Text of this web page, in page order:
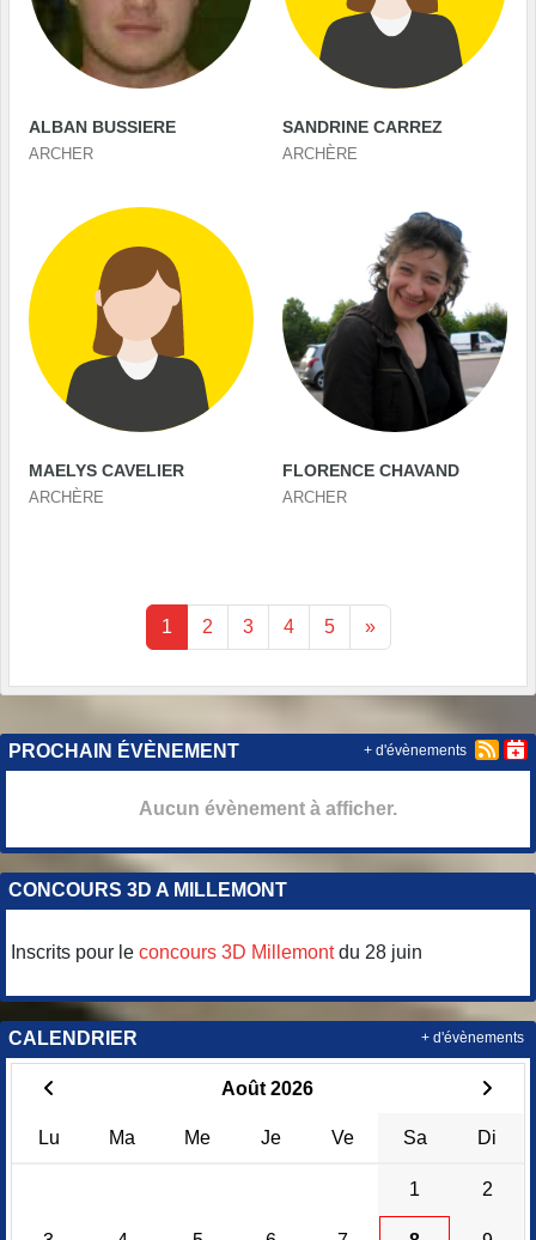
ALBAN BUSSIERE
ARCHER
SANDRINE CARREZ
ARCHÈRE
MAELYS CAVELIER
ARCHÈRE
FLORENCE CHAVAND
ARCHER
1 2 3 4 5 »
PROCHAIN ÉVÈNEMENT
Aucun évènement à afficher.
+ d'évènements
CONCOURS 3D A MILLEMONT
Inscrits pour le concours 3D Millemontdu 28 juin
CALENDRIER
Août 2026
Lu Ma Me Je Ve Sa Di
1 2
+ d'évènements